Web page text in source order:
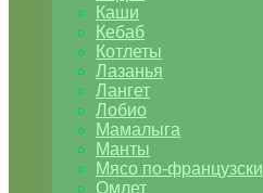
Каши
Кебаб
Котлеты
Лазанья
Лангет
Лобио
Мамалыга
Манты
Мясо по-французски
Омлет